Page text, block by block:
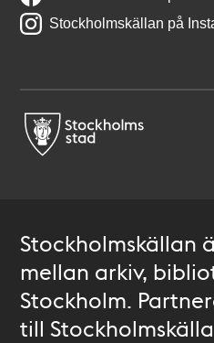
Stockholmskällan på
Stockholmskällan
mellan arkiv,
Stockholm.
till